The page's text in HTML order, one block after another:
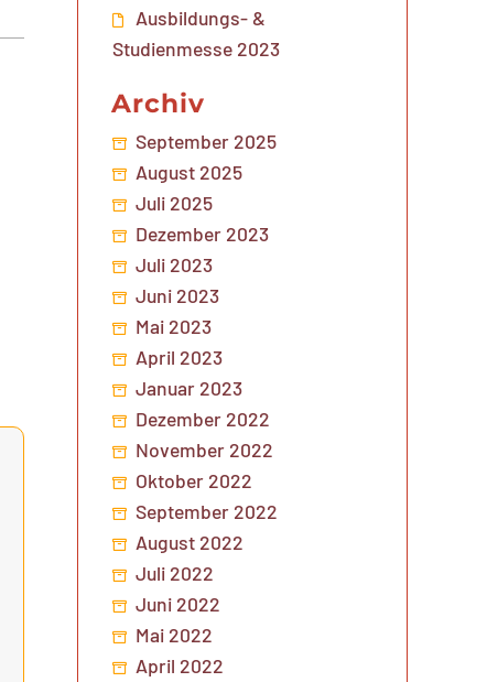
Ausbildungs- &
Studienmesse 2023
Archiv
September 2025
August 2025
Juli 2025
Dezember 2023
Juli 2023
Juni 2023
Mai 2023
April 2023
Januar 2023
Dezember 2022
November 2022
Oktober 2022
September 2022
August 2022
Juli 2022
Juni 2022
Mai 2022
April 2022